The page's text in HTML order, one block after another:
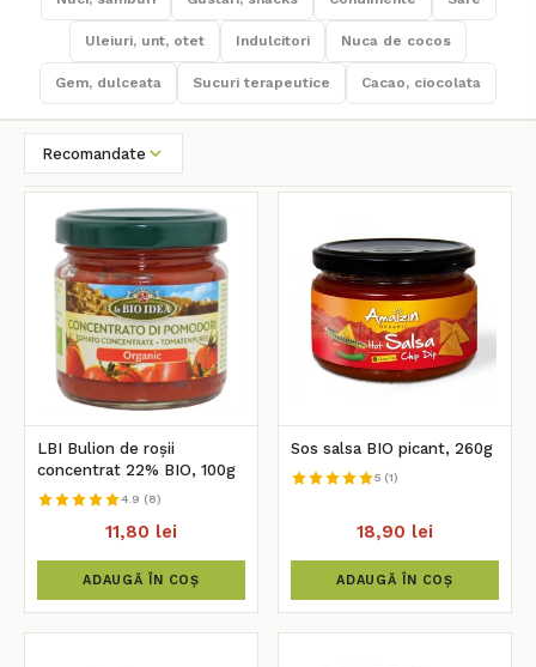
Uleiuri, unt, otet Indulcitori Nuca de cocos
Gem, dulceata Sucuri terapeutice Cacao, ciocolata
Recomandate
LBI Bulion de roșii
concentrat 22% BIO, 100g
4.9 (8)
11,80 lei
ADAUGĂ ÎN COȘ
Sos salsa BIO picant, 260g
5 (1)
18,90 lei
ADAUGĂ ÎN COȘ